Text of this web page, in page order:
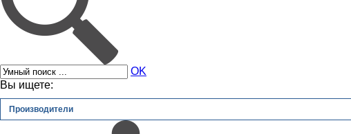
OK
Вы ищете:
Производители